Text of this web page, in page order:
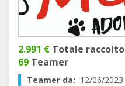
2.991 € Totale raccolto
69 Teamer
Teamer da: 12/06/2023